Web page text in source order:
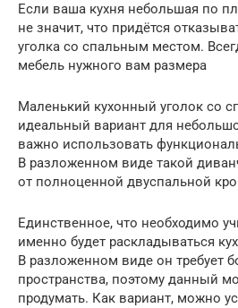
Если ваша кухня небольшая по
не значит, что придётся
уголка со спальным местом.
мебель нужного вам размера
Маленький кухонный уголок со
идеальный вариант для
важно использовать
В разложенном виде такой
от полноценной двуспальной
Единственное, что необходимо
именно будет раскладываться
В разложенном виде он требует
пространства, поэтому данный
продумать. Как вариант, можно